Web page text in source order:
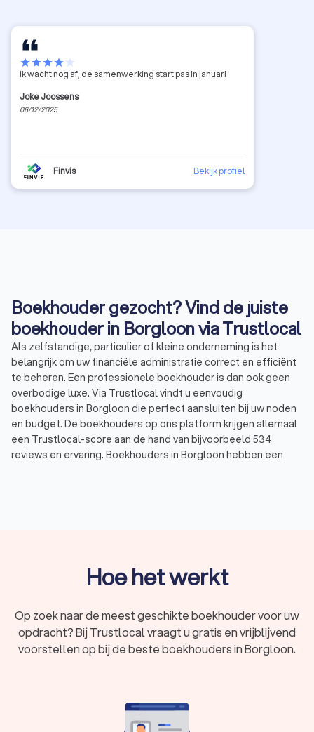
starstarstarstarstar
Ik wacht nog af, de samenwerking start pas in januari
Joke Joossens
06/12/2025
Finvis Bekijk profiel
Boekhouder gezocht? Vind de juiste
boekhouder in Borgloon via Trustlocal
Als zelfstandige, particulier of kleine onderneming is het
belangrijk om uw financiële administratie correct en efficiënt
te beheren. Een professionele boekhouder is dan ook geen
overbodige luxe. Via Trustlocal vindt u eenvoudig
boekhouders in Borgloon die perfect aansluiten bij uw noden
en budget. De boekhouders op ons platform krijgen allemaal
een Trustlocal-score aan de hand van bijvoorbeeld 534
reviews en ervaring. Boekhouders in Borgloon hebben een
facturen, het opmaken van btw-aangiftes, het voorbereiden
van de jaarrekening en het doen van belastingaangiften.
boekhouder in Borgloon.
Voor zelfstandigen en ondernemers is een goede
boekhouding niet alleen wettelijk verplicht, het is ook
belangrijk om inzicht te krijgen in de financiële gezondheid van
op fouten bij de fiscus, met mogelijk zware boetes tot
Hoe het werkt
Op zoek naar de meest geschikte boekhouder voor uw
opdracht? Bij Trustlocal vraagt u gratis en vrijblijvend
voorstellen op bij de beste boekhouders in Borgloon.